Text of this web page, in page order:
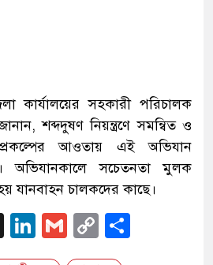
কার্যালয়ের সহকারী পরিচালক
শব্দদুষণ নিয়ন্ত্রণে সমন্বিত ও
আওতায় এই অভিযান
অভিযানকালে সচেতনতা মুলক
যানবাহন চালকদের কাছে।
X LinkedIn
Gmail
Copy
Link